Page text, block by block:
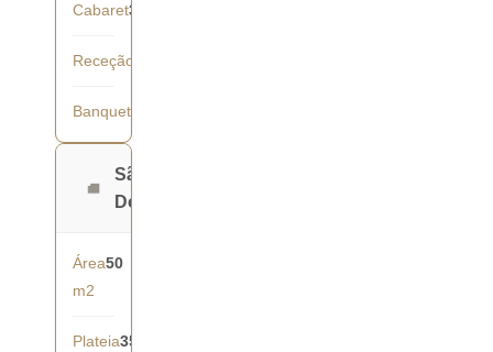
Cabaret35
Receção
Banquete
São
Domingos
Área
m2
50
Plateia35